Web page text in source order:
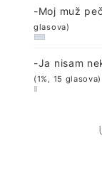
-Moj muž
glasova)
-Ja nisam
(1%, 15 glasova)